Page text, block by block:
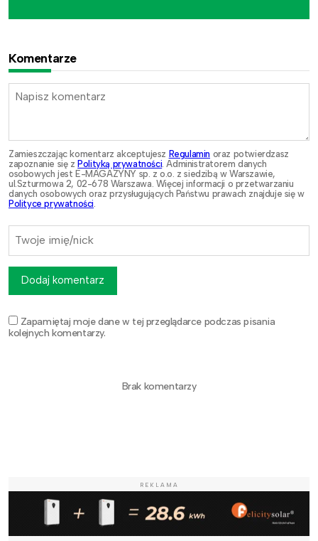
Komentarze
Zamieszczając komentarz akceptujesz Regulamin oraz potwierdzasz
zapoznanie się z Polityką prywatności. Administratorem danych
osobowych jest E-MAGAZYNY sp. z o.o. z siedzibą w Warszawie,
ul.Szturmowa 2, 02-678 Warszawa. Więcej informacji o przetwarzaniu
danych osobowych oraz przysługujących Państwu prawach znajduje się w
Polityce prywatności.
Zapamiętaj moje dane w tej przeglądarce podczas pisania
kolejnych komentarzy.
Dodaj komentarz
Brak komentarzy
REKLAMA